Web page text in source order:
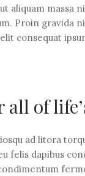
aliquam massa
Proin gravida
consequat
all of
ad litora
felis dapibus